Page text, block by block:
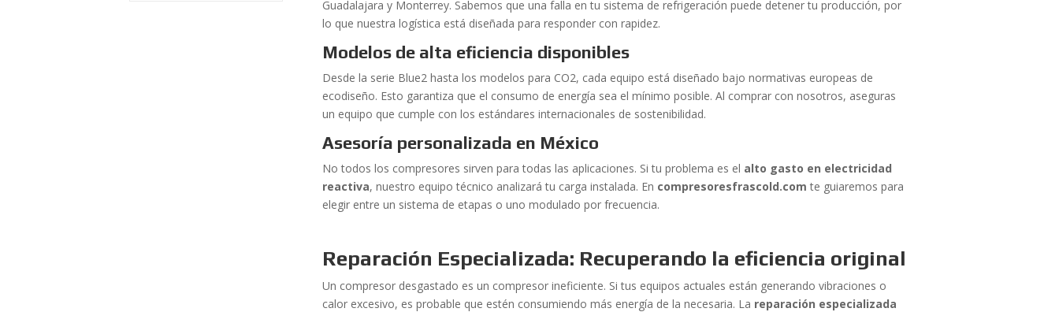
Guadalajara y Monterrey. Sabemos que una falla en tu sistema de refrigeración puede detener tu producción, por
lo que nuestra logística está diseñada para responder con rapidez.
Modelos de alta eficiencia disponibles
Desde la serie Blue2 hasta los modelos para CO2, cada equipo está diseñado bajo normativas europeas de
ecodiseño. Esto garantiza que el consumo de energía sea el mínimo posible. Al comprar con nosotros, aseguras
un equipo que cumple con los estándares internacionales de sostenibilidad.
Asesoría personalizada en México
No todos los compresores sirven para todas las aplicaciones. Si tu problema es el alto gasto en electricidad
reactiva, nuestro equipo técnico analizará tu carga instalada. En compresoresfrascold.com te guiaremos para
elegir entre un sistema de etapas o uno modulado por frecuencia.
Reparación Especializada: Recuperando la eficiencia original
Un compresor desgastado es un compresor ineficiente. Si tus equipos actuales están generando vibraciones o
calor excesivo, es probable que estén consumiendo más energía de la necesaria. La reparación especializada